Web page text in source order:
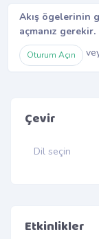
Akış ögelerinin
açmanız gerekir.
Oturum Açın
Çevir
Dil seçin
Etkinlikler